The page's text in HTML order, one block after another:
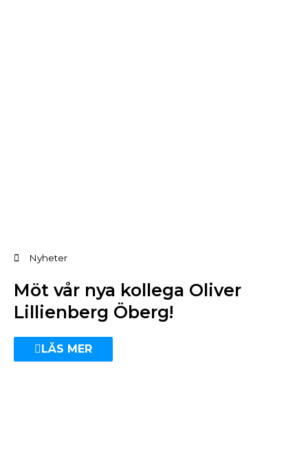
Nyheter
Möt vår nya kollega Oliver
Lillienberg Öberg!
LÄS MER